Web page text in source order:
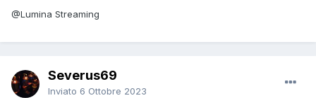
@Lumina Streaming
Severus69
Inviato 6 Ottobre 2023